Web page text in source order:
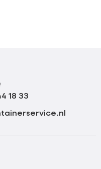
18 33